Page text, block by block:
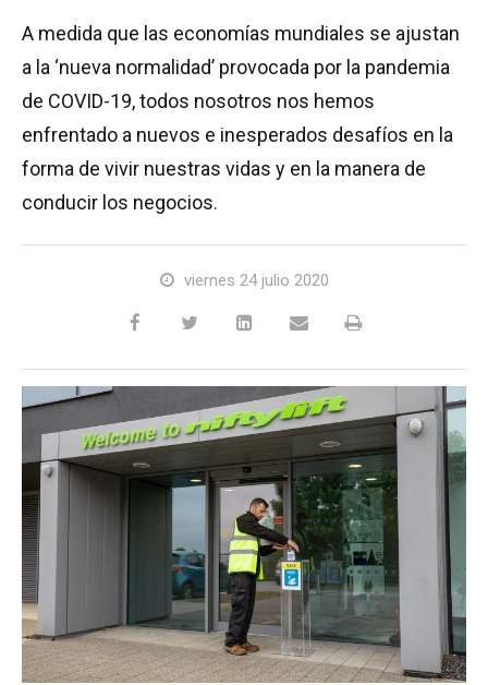
SP64E
SP65SE
SP50 4x4
SP64 4x4
TD42T
ToughCage
Traction Drive
NiftyPRO
Servicio y piezas de recambio
Comentarios de los clientes
Distribuidores de Niftylift
Sobre Nosotros
A medida que las economías mundiales se ajustan
a la ‘nueva normalidad’ provocada por la pandemia
de COVID-19, todos nosotros nos hemos
enfrentado a nuevos e inesperados desafíos en la
forma de vivir nuestras vidas y en la manera de
conducir los negocios.
viernes 24 julio 2020